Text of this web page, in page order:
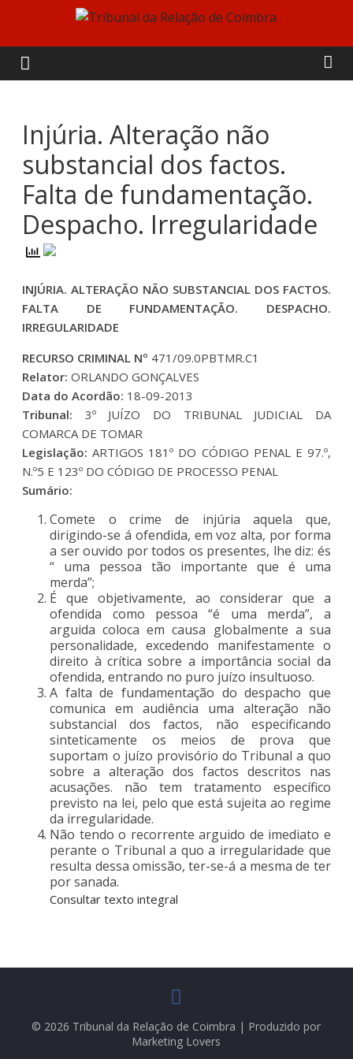
content
Tribunal
da
Relação
de
Coimbra
Injúria. Alteração não
substancial dos factos.
Falta de fundamentação.
Despacho. Irregularidade
INJÚRIA. ALTERAÇÃO NÃO SUBSTANCIAL DOS FACTOS.
FALTA DE FUNDAMENTAÇÃO. DESPACHO.
IRREGULARIDADE
RECURSO CRIMINAL Nº 471/09.0PBTMR.C1
Relator: ORLANDO GONÇALVES
Data do Acordão: 18-09-2013
Tribunal: 3º JUÍZO DO TRIBUNAL JUDICIAL DA
COMARCA DE TOMAR
Legislação:ARTIGOS 181º DO CÓDIGO PENAL E 97.º,
N.º5 E 123º DO CÓDIGO DE PROCESSO PENAL
Sumário:
Comete o crime de injúria aquela que,
dirigindo-se á ofendida, em voz alta, por forma
a ser ouvido por todos os presentes, lhe diz: és
“ uma pessoa tão importante que é uma
merda”;
É que objetivamente, ao considerar que a
ofendida como pessoa “é uma merda”, a
arguida coloca em causa globalmente a sua
personalidade, excedendo manifestamente o
direito à crítica sobre a importância social da
ofendida, entrando no puro juízo insultuoso.
A falta de fundamentação do despacho que
comunica em audiência uma alteração não
substancial dos factos, não especificando
sinteticamente os meios de prova que
suportam o juízo provisório do Tribunal a quo
sobre a alteração dos factos descritos nas
acusações. não tem tratamento específico
previsto na lei, pelo que está sujeita ao regime
da irregularidade.
Não tendo o recorrente arguido de imediato e
perante o Tribunal a quo a irregularidade que
resulta dessa omissão, ter-se-á a mesma de ter
por sanada.
Consultar texto integral
© 2026 Tribunal da Relação de Coimbra | Produzido por
Marketing Lovers